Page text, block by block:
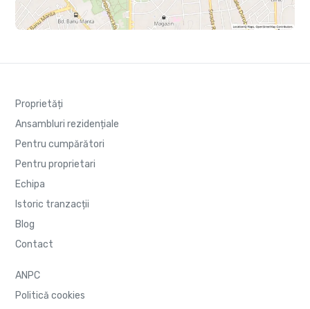
Proprietăți
Ansambluri rezidențiale
Pentru cumpărători
Pentru proprietari
Echipa
Istoric tranzacții
Blog
Contact
ANPC
Politică cookies